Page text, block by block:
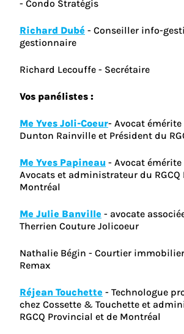
- Condo Stratégis
Richard Dubé - Conseiller info-
gestionnaire
Richard Lecouffe - Secrétaire
Vos panélistes :
Me Yves Joli-Coeur- Avocat
Dunton Rainville et Président du
Me Yves Papineau - Avocat
Avocats et administrateur du
Montréal
Me Julie Banville - avocate
Therrien Couture Jolicoeur
Nathalie Bégin - Courtier immobilier
Remax
Réjean Touchette - Technologue
chez Cossette & Touchette et
RGCQ Provincial et de Montréal